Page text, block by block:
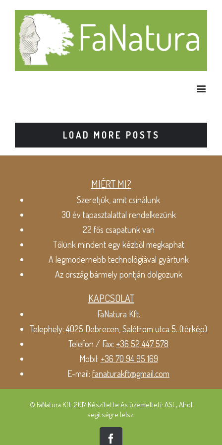
LOAD MORE POSTS
MIÉRT MI?
Szeretjük, amit csinálunk
30 év tapasztalattal rendelkezünk
22 fős csapatunk van
Tőlünk mindent egy kézből megkaphat
A legmodernebb technológiával gyártunk
Az ország bármely pontján dolgozunk
KAPCSOLAT
FaNatura Kft.
Telephely:4025 Debrecen, Salétrom utca 5. (térkép)
Telefon / Fax: +36 52 447 578
Mobil: +36 70 94 95 169
E-mail: fanaturakft@gmail.com
© FaNatura Kft. 2017 Készítette és üzemelteti: ASL, Ahol
segítségre lelsz.